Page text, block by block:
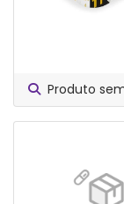
Produto